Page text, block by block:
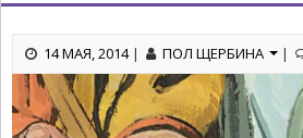
14 МАЯ, 2014| ПОЛ ЩЕРБИНА |